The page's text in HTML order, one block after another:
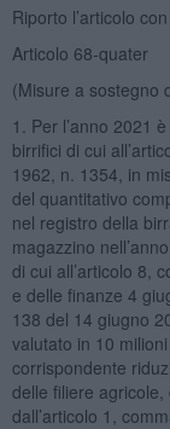
Riporto l’articolo
Articolo 68-quater
(Misure a sostegno
1. Per l’anno 2021
birrifici di cui
1962, n. 1354, in
del quantitativo
nel registro della
magazzino
di cui all’articolo 8,
e delle finanze 4
138 del 14 giugno
valutato in 10
corrispondente
delle filiere agricole,
dall’articolo 1,